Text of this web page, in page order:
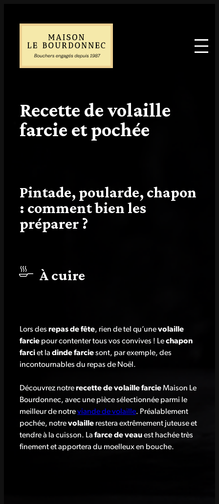
Recette de volaille
farcie et pochée
Pintade, poularde, chapon
: comment bien les
préparer ?
À cuire
Lors des repas de fête, rien de tel qu’unevolaille
farcie pour contenter tous vos convives ! Lechapon
farciet la dinde farciesont, par exemple, des
incontournables du repas de Noël.
Découvrez notrerecette de volaille farcieMaison Le
Bourdonnec, avec une pièce sélectionnée parmi le
meilleur de notreviande de volaille. Préalablement
pochée, notrevolaille restera extrêmement juteuse et
tendre à la cuisson. La farce de veauest hachée très
finement et apportera du moelleux en bouche.